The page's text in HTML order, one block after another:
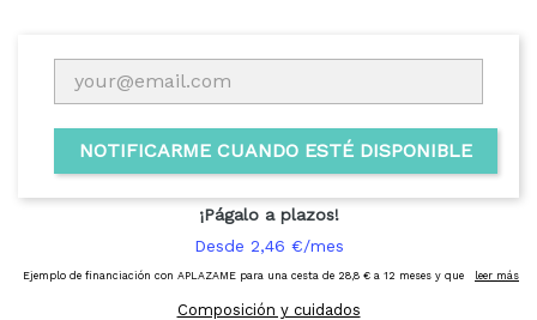
NOTIFICARME CUANDO ESTÉ DISPONIBLE
Composición y cuidados